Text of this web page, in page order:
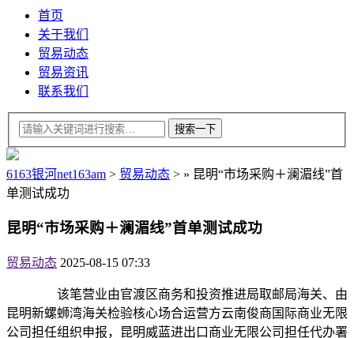
首页
关于我们
贸易动态
贸易资讯
联系我们
6163银河net163am > 贸易动态 > » 昆明“市场采购＋澜湄线”首
单测试成功
昆明“市场采购＋澜湄线”首单测试成功
贸易动态 2025-08-15 07:33
该笔营业由官渡区商务和投资推进局取邮局海关、由
昆明新螺蛳湾海关检验核心场合运营方云南俊商国际商业无限
公司担任组织申报，昆明威蓝进出口商业无限公司担任代办署